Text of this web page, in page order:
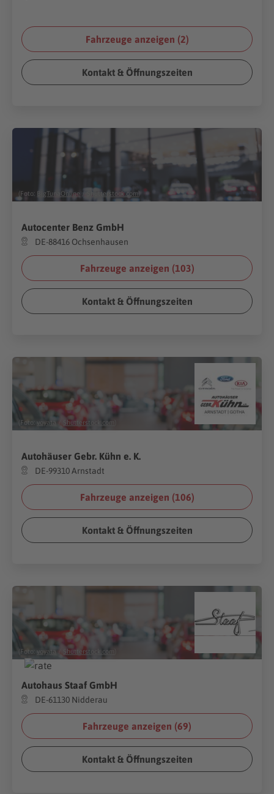
Fahrzeuge anzeigen (2)
Kontakt & Öffnungszeiten
(Foto: BigTunaOnline / Shutterstock.com)
Autocenter Benz GmbH
DE-88416 Ochsenhausen
Fahrzeuge anzeigen (103)
Kontakt & Öffnungszeiten
(Foto: voyata Shutterstock.com
Autohäuser Gebr. Kühn e. K.
DE-99310 Arnstadt
Fahrzeuge anzeigen (106)
Kontakt & Öffnungszeiten
(Foto: voyata Shutterstock.com
Autohaus Staaf GmbH
DE-61130 Nidderau
Fahrzeuge anzeigen (69)
Kontakt & Öffnungszeiten